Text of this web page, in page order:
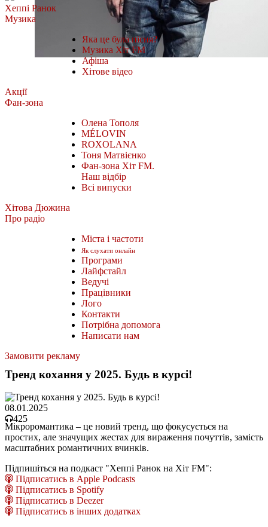
Хеппі Ранок
Музика
Яка це була пісня?
Музика Хіт FM
Афіша
Хітове відео
Акції
Фан-зона
Олена Тополя
MÉLOVIN
ROXOLANA
Тоня Матвієнко
Фан-зона Хіт FM.
Наш відбір
Всі випуски
Хітова Дюжина
Про радіо
Міста і частоти
Як слухати онлайн
Програми
Лайфстайл
Ведучі
Працівники
Лого
Контакти
Потрібна допомога
Написати нам
Замовити рекламу
Тренд кохання у 2025. Будь в курсі!
08.01.2025
425
Мікроромантика – це новий тренд, що фокусується на
простих, але значущих жестах для вираження почуттів, замість
масштабних романтичних вчинків.
Підпишіться на подкаст "Хеппі Ранок на Хіт FM":
Підписатись в Apple Podcasts
Підписатись в Spotify
Підписатись в Deezer
Підписатись в інших додатках